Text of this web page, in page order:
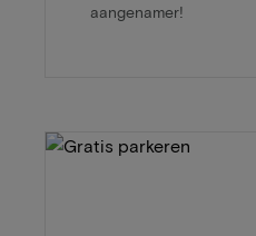
aangenamer!